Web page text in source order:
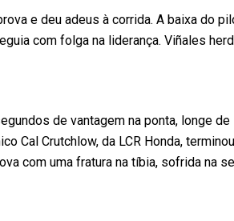
e deu adeus à corrida. A baixa do
com folga na liderança. Viñales
de vantagem na ponta, longe
Cal Crutchlow, da LCR Honda,
com uma fratura na tíbia, sofrida na